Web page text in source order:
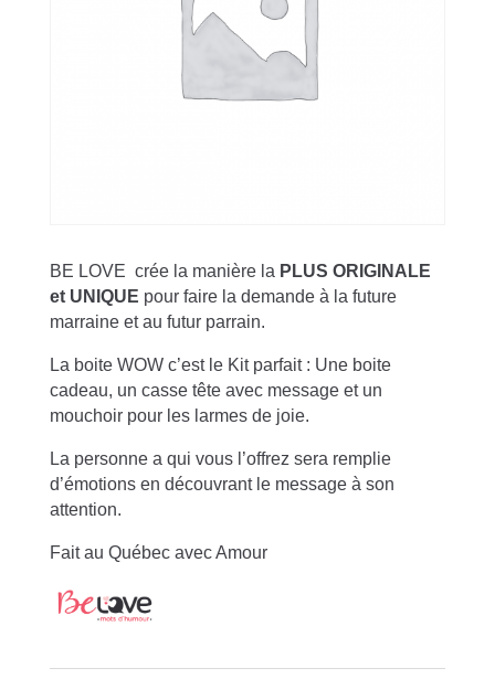
BE LOVE crée la manière la PLUS ORIGINALE
et UNIQUE pour faire la demande à la future
marraine et au futur parrain.
La boite WOW c’est le Kit parfait : Une boite
cadeau, un casse tête avec message et un
mouchoir pour les larmes de joie.
La personne a qui vous l’offrez sera remplie
d’émotions en découvrant le message à son
attention.
Fait au Québec avec Amour